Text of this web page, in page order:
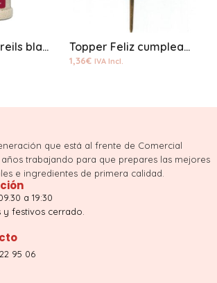
Bolitas nonpareils blanco Topper Feliz cumpleaños dorado A0320
1,36€ IVA Incl.
que está al frente de Comercial
años trabajando para que prepares las mejores
e ingredientes de primera calidad.
a 19:30
festivos cerrado.
95 06